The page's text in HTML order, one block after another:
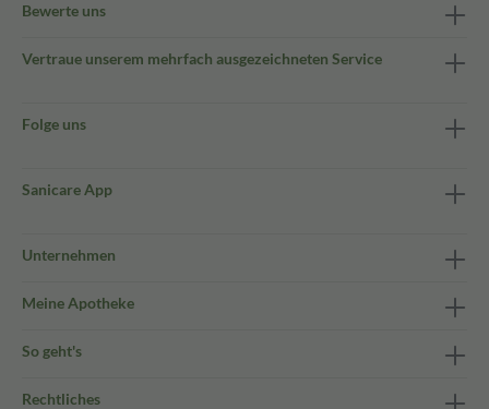
Bewerte uns
Vertraue unserem mehrfach ausgezeichneten Service
Folge uns
Sanicare App
Unternehmen
Meine Apotheke
So geht's
Rechtliches